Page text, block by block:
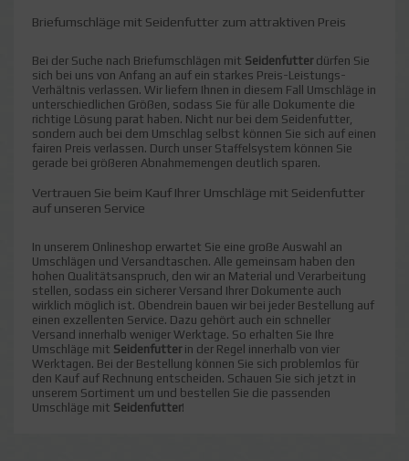
Briefumschläge mit Seidenfutter zum attraktiven Preis
Bei der Suche nach Briefumschlägen mit Seidenfutterdürfen Sie
sich bei uns von Anfang an auf ein starkes Preis-Leistungs-
Verhältnis verlassen. Wir liefern Ihnen in diesem Fall Umschläge in
unterschiedlichen Größen, sodass Sie für alle Dokumente die
richtige Lösung parat haben. Nicht nur bei dem Seidenfutter,
sondern auch bei dem Umschlag selbst können Sie sich auf einen
fairen Preis verlassen. Durch unser Staffelsystem können Sie
gerade bei größeren Abnahmemengen deutlich sparen.
Vertrauen Sie beim Kauf Ihrer Umschläge mit Seidenfutter
auf unseren Service
In unserem Onlineshop erwartet Sie eine große Auswahl an
Umschlägen und Versandtaschen. Alle gemeinsam haben den
hohen Qualitätsanspruch, den wir an Material und Verarbeitung
stellen, sodass ein sicherer Versand Ihrer Dokumente auch
wirklich möglich ist. Obendrein bauen wir bei jeder Bestellung auf
einen exzellenten Service. Dazu gehört auch ein schneller
Versand innerhalb weniger Werktage. So erhalten Sie Ihre
Umschläge mit Seidenfutterin der Regel innerhalb von vier
Werktagen. Bei der Bestellung können Sie sich problemlos für
den Kauf auf Rechnung entscheiden. Schauen Sie sich jetzt in
unserem Sortiment um und bestellen Sie die passenden
Umschläge mit Seidenfutter!